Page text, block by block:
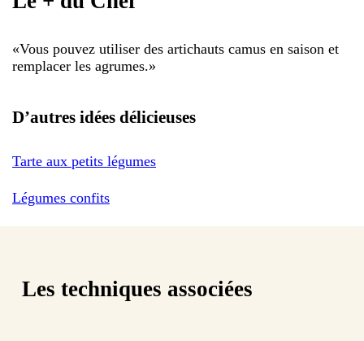
«Vous pouvez utiliser des artichauts camus en saison et
remplacer les agrumes.»
D’autres idées délicieuses
Tarte aux petits légumes
Légumes confits
Les techniques associées